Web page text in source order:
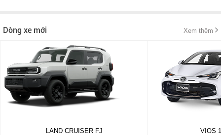
Dòng xe mới Xem thêm
LAND CRUISER FJ VIOS